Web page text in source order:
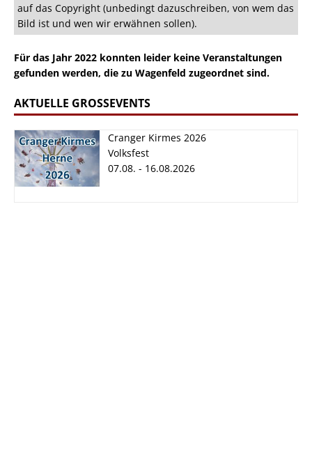
auf das Copyright (unbedingt dazuschreiben, von wem das
Bild ist und wen wir erwähnen sollen).
Für das Jahr 2022 konnten leider keine Veranstaltungen
gefunden werden, die zu Wagenfeld zugeordnet sind.
AKTUELLE GROSSEVENTS
Cranger Kirmes 2026
Volksfest
07.08. - 16.08.2026